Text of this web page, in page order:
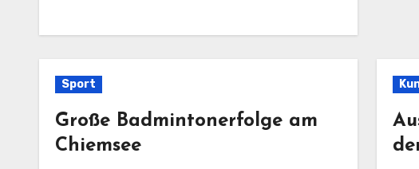
Sport
Große Badmintonerfolge am
Chiemsee